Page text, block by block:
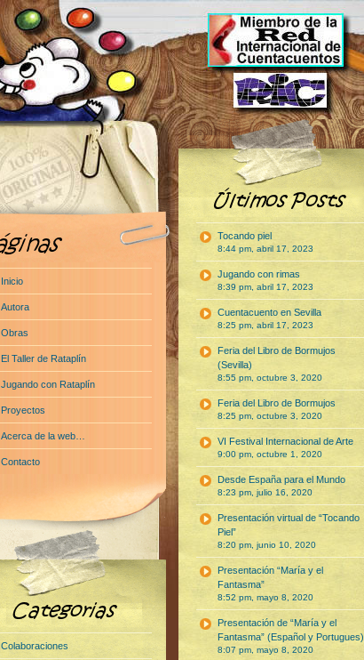
Inicio
Autora
Obras
El Taller de Rataplín
Jugando con Rataplín
Proyectos
Acerca de la web…
Contacto
Colaboraciones
Tocando piel
8:44 pm, abril 17, 2023
Jugando con rimas
8:39 pm, abril 17, 2023
Cuentacuento en Sevilla
8:25 pm, abril 17, 2023
Feria del Libro de Bormujos
(Sevilla)
8:55 pm, octubre 3, 2020
Feria del Libro de Bormujos
8:25 pm, octubre 3, 2020
VI Festival Internacional de Arte
9:00 pm, octubre 1, 2020
Desde España para el Mundo
8:23 pm, julio 16, 2020
Presentación virtual de “Tocando
Piel”
8:20 pm, junio 10, 2020
Presentación “María y el
Fantasma”
8:52 pm, mayo 8, 2020
Presentación de “María y el
Fantasma” (Español y Portugues)
8:07 pm, mayo 8, 2020